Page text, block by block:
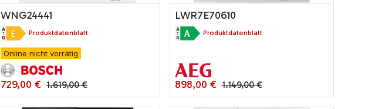
WNG24441
Produktdatenblatt
Online nicht vorrätig
729,00 € 1.619,00€
LWR7E70610
Produktdatenblatt
898,00 € 1.149,00€